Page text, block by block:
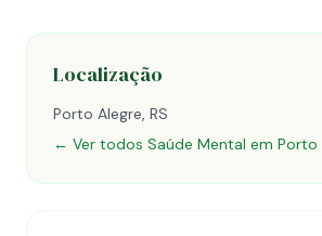
Localização
Porto Alegre, RS
← Ver todos Saúde Mental em Porto